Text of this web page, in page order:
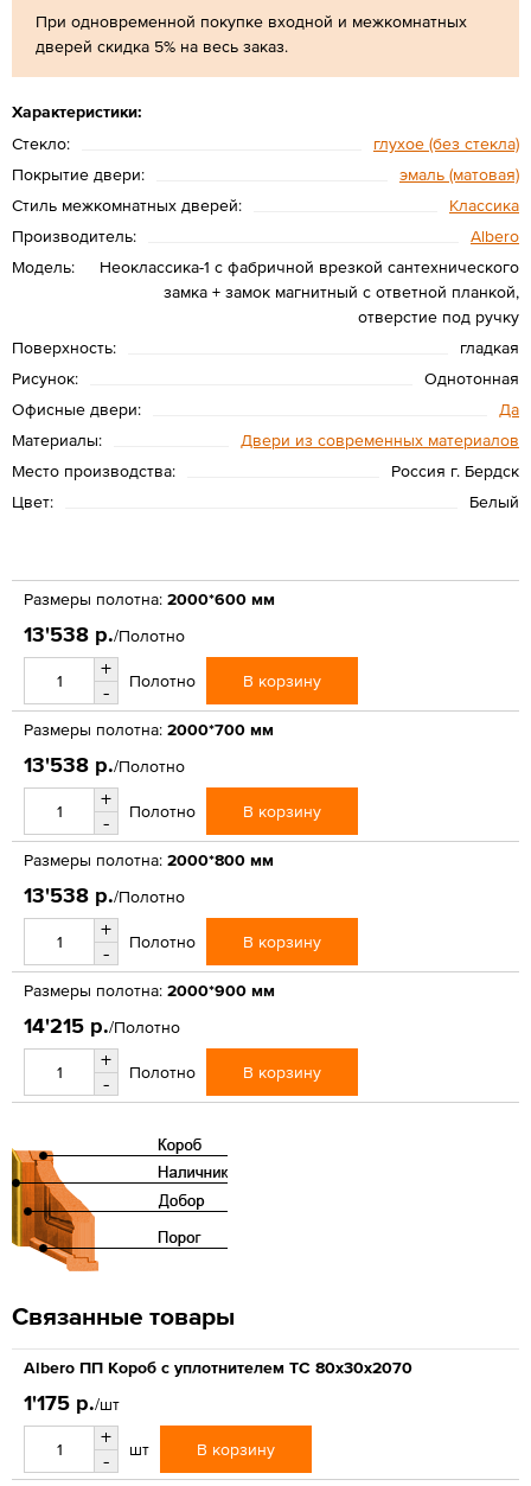
При одновременной покупке входной и межкомнатных
дверей скидка 5% на весь заказ.
Характеристики:
Стекло:
глухое (без стекла)
Покрытие двери:
эмаль (матовая)
Стиль межкомнатных дверей:
Классика
Производитель:
Albero
Модель:
Неоклассика-1 с фабричной врезкой сантехнического
замка + замок магнитный с ответной планкой,
отверстие под ручку
Поверхность:
гладкая
Рисунок:
Однотонная
Офисные двери:
Да
Материалы:
Двери из современных материалов
Место производства:
Россия г. Бердск
Цвет:
Белый
Размеры полотна: 2000*600 мм
13'538 р./Полотно
+
-
Полотно В корзину
Размеры полотна: 2000*700 мм
13'538 р./Полотно
+
-
Полотно В корзину
Размеры полотна: 2000*800 мм
13'538 р./Полотно
+
-
Полотно В корзину
Размеры полотна: 2000*900 мм
14'215 р./Полотно
+
-
Полотно В корзину
Связанные товары
Albero ПП Короб с уплотнителем ТС 80х30х2070
1'175 р./шт
+
-
шт В корзину